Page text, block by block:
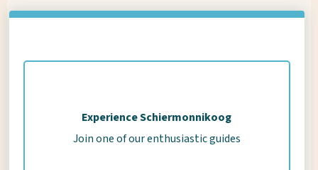
Experience Schiermonnikoog
Join one of our enthusiastic guides